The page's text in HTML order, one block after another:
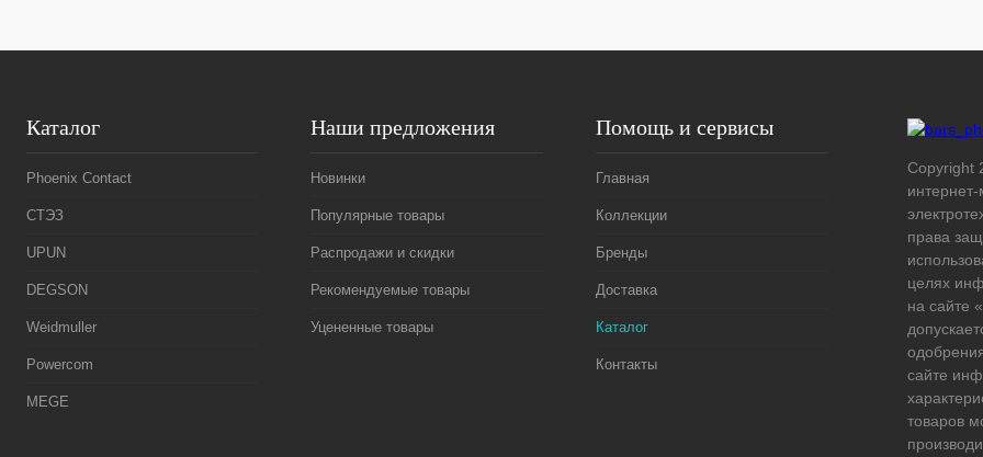
Каталог
Phoenix Contact
СТЭЗ
UPUN
DEGSON
Weidmuller
Powercom
MEGE
Наши предложения
Новинки
Популярные товары
Распродажи и скидки
Рекомендуемые товары
Уцененные товары
Помощь и сервисы
Главная
Коллекции
Бренды
Доставка
Каталог
Контакты
Copyright
интернет-
права
целях
на сайте
сайте
товаров